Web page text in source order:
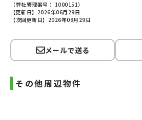
（弊社管理番号： 1000151）
【更新日】2026年06月29日
【次回更新日】2026年08月29日
メールで送る
その他周辺物件